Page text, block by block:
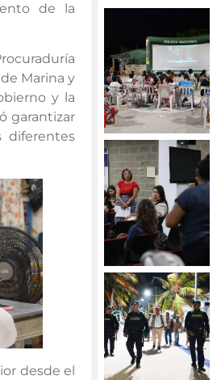
de la
Marina y
y la
garantizar
diferentes
desde el